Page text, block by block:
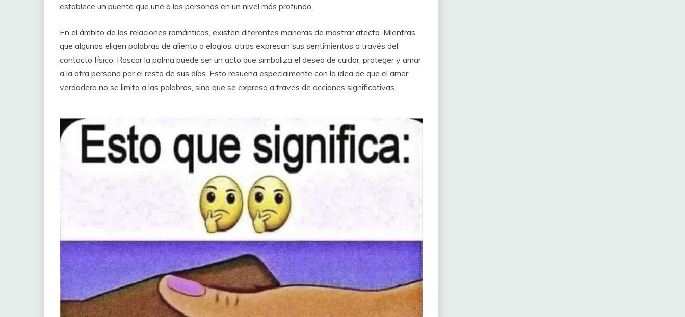
establece un puente que une a las personas en un nivel más profundo.
En el ámbito de las relaciones románticas, existen diferentes maneras de mostrar afecto. Mientras
que algunos eligen palabras de aliento o elogios, otros expresan sus sentimientos a través del
contacto físico. Rascar la palma puede ser un acto que simboliza el deseo de cuidar, proteger y amar
a la otra persona por el resto de sus días. Esto resuena especialmente con la idea de que el amor
verdadero no se limita a las palabras, sino que se expresa a través de acciones significativas.